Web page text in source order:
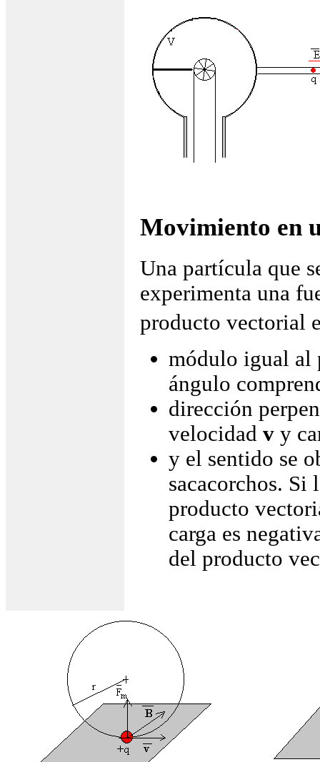
Movimiento en
Una partícula que
experimenta una
producto vectorial
módulo igual al
ángulo
dirección
velocidad v y
y el sentido se
sacacorchos. Si
producto
carga es
del producto